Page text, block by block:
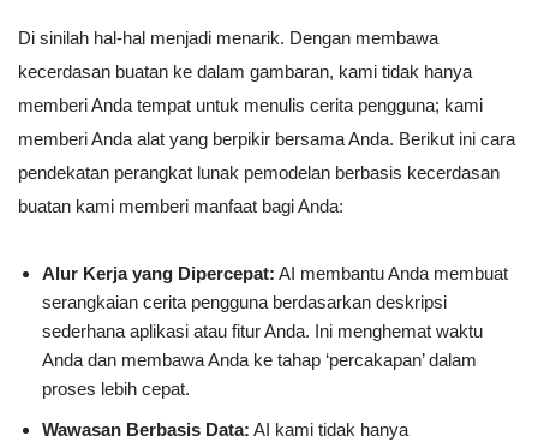
Di sinilah hal-hal menjadi menarik. Dengan membawa
kecerdasan buatan ke dalam gambaran, kami tidak hanya
memberi Anda tempat untuk menulis cerita pengguna; kami
memberi Anda alat yang berpikir bersama Anda. Berikut ini cara
pendekatan perangkat lunak pemodelan berbasis kecerdasan
buatan kami memberi manfaat bagi Anda:
Alur Kerja yang Dipercepat: AI membantu Anda membuat
serangkaian cerita pengguna berdasarkan deskripsi
sederhana aplikasi atau fitur Anda. Ini menghemat waktu
Anda dan membawa Anda ke tahap ‘percakapan’ dalam
proses lebih cepat.
Wawasan Berbasis Data: AI kami tidak hanya